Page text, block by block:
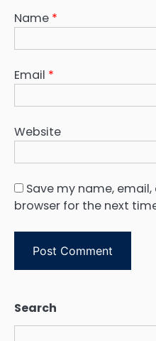
Name *
Email *
Website
Save my name,
browser for the next
Search